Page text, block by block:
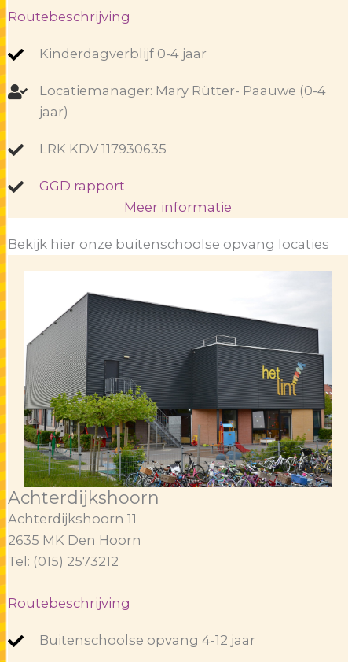
Routebeschrijving
Kinderdagverblijf 0-4 jaar
Locatiemanager: Mary Rütter- Paauwe (0-4
jaar)
LRK KDV 117930635
GGD rapport
Meer informatie
Bekijk hier onze buitenschoolse opvang locaties
Achterdijkshoorn
Achterdijkshoorn 11
2635 MK Den Hoorn
Tel: (015) 2573212
Routebeschrijving
Buitenschoolse opvang 4-12 jaar